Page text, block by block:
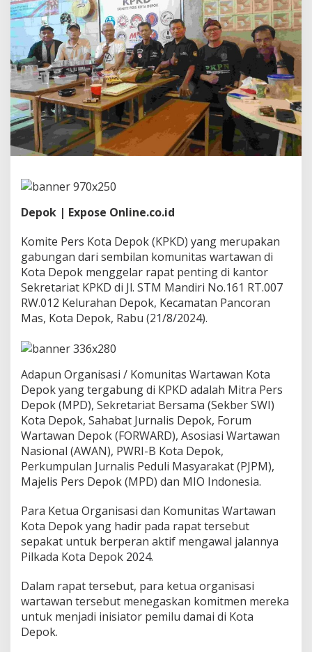
l
k
a
d
a
D
a
m
a
i
d
a
u
n
l
s
m
e
B
e
n
e
g
r
t
a
s
P
a
d
P
i
l
k
a
a
2
0
Depok | Expose Online.co.id
Komite Pers Kota Depok (KPKD) yang merupakan
gabungan dari sembilan komunitas wartawan di
Kota Depok menggelar rapat penting di kantor
Sekretariat KPKD di Jl. STM Mandiri No.161 RT.007
RW.012 Kelurahan Depok, Kecamatan Pancoran
Mas, Kota Depok, Rabu (21/8/2024).
Adapun Organisasi / Komunitas Wartawan Kota
Depok yang tergabung di KPKD adalah Mitra Pers
Depok (MPD), Sekretariat Bersama (Sekber SWI)
Kota Depok, Sahabat Jurnalis Depok, Forum
Wartawan Depok (FORWARD), Asosiasi Wartawan
Nasional (AWAN), PWRI-B Kota Depok,
Perkumpulan Jurnalis Peduli Masyarakat (PJPM),
Majelis Pers Depok (MPD) dan MIO Indonesia.
Para Ketua Organisasi dan Komunitas Wartawan
Kota Depok yang hadir pada rapat tersebut
sepakat untuk berperan aktif mengawal jalannya
Pilkada Kota Depok 2024.
Dalam rapat tersebut, para ketua organisasi
wartawan tersebut menegaskan komitmen mereka
untuk menjadi inisiator pemilu damai di Kota
Depok.